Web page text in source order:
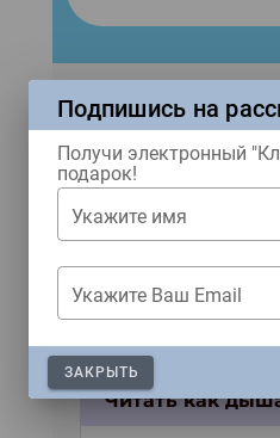
материалы
Читать как
Подпишись на
Получи электронный
подарок!
Укажите имя
Укажите Ваш Email
ЗАКРЫТЬ